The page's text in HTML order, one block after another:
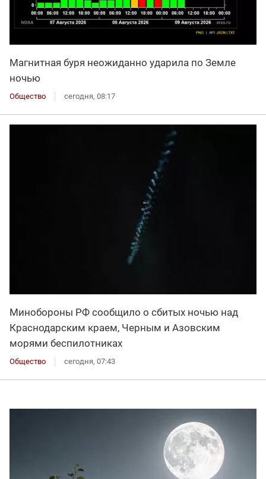
Магнитная буря неожиданно ударила по Земле
ночью
Общество сегодня, 08:17
Минобороны РФ сообщило о сбитых ночью над
Краснодарским краем, Черным и Азовским
морями беспилотниках
Общество сегодня, 07:43